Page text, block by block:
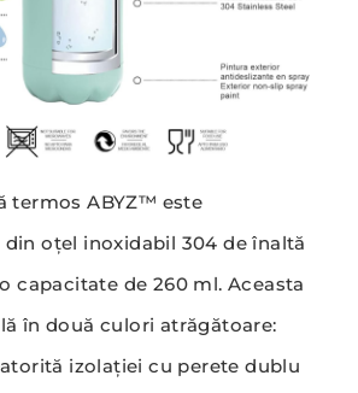
termos ABYZ™ este
oțel inoxidabil 304 de înaltă
capacitate de 260 ml. Aceasta
în două culori atrăgătoare:
izolației cu perete dublu